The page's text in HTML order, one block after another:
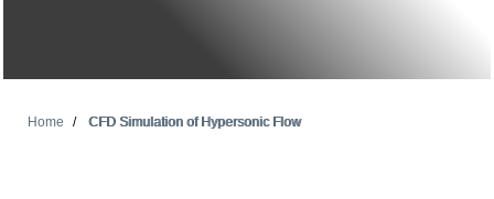
Home CFD Simulation of Hypersonic Flow